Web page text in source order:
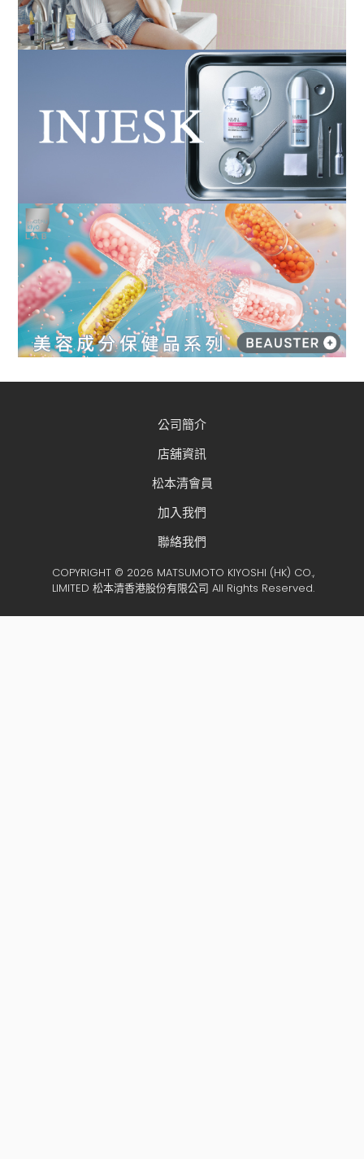
公司簡介
店舖資訊
松本清會員
加入我們
聯絡我們
COPYRIGHT © 2026 MATSUMOTO KIYOSHI (HK) CO.,
LIMITED 松本清香港股份有限公司 All Rights Reserved.